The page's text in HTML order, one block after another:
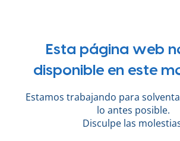
Esta página web
disponible en este
Estamos trabajando para
lo antes posible.
Disculpe las